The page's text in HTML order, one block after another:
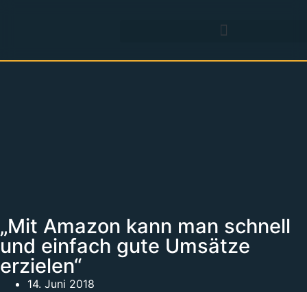
„Mit Amazon kann man schnell
und einfach gute Umsätze
erzielen“
14. Juni 2018